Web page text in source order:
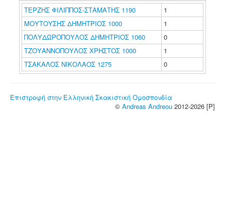
ΤΕΡΖΗΣ ΦΙΛΙΠΠΟΣ-ΣΤΑΜΑΤΗΣ 1190
1
ΜΟΥΤΟΥΣΗΣ ΔΗΜΗΤΡΙΟΣ 1000
1
ΠΟΛΥΔΩΡΟΠΟΥΛΟΣ ΔΗΜΗΤΡΙΟΣ 1060
0
ΤΖΟΥΑΝΝΟΠΟΥΛΟΣ ΧΡΗΣΤΟΣ 1000
1
ΤΣΑΚΑΛΟΣ ΝΙΚΟΛΑΟΣ 1275
0
Επιστροφή στην Ελληνική Σκακιστική Ομοσπονδία
© Andreas Andreou 2012-2026 [P]